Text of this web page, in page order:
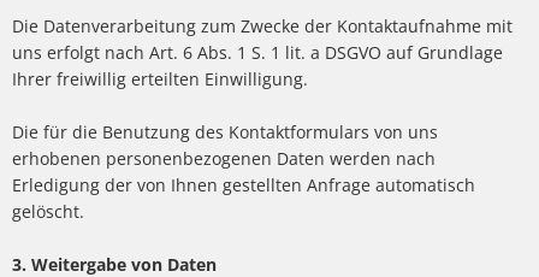
Die Datenverarbeitung zum Zwecke der Kontaktaufnahme mit
uns erfolgt nach Art. 6 Abs. 1 S. 1 lit. a DSGVO auf Grundlage
Ihrer freiwillig erteilten Einwilligung.
Die für die Benutzung des Kontaktformulars von uns
erhobenen personenbezogenen Daten werden nach
Erledigung der von Ihnen gestellten Anfrage automatisch
gelöscht.
3. Weitergabe von Daten